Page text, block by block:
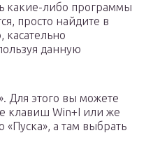
какие-либо программы
просто найдите в
данную
Для этого вы можете
клавиш Win+I или же
а там выбрать